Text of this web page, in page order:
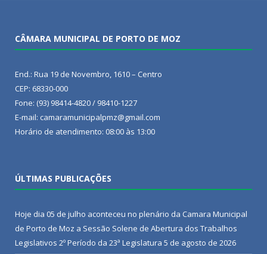
CÂMARA MUNICIPAL DE PORTO DE MOZ
End.: Rua 19 de Novembro, 1610 – Centro
CEP: 68330-000
Fone: (93) 98414-4820 / 98410-1227
E-mail: camaramunicipalpmz@gmail.com
Horário de atendimento: 08:00 às 13:00
ÚLTIMAS PUBLICAÇÕES
Hoje dia 05 de julho aconteceu no plenário da Camara Municipal
de Porto de Moz a Sessão Solene de Abertura dos Trabalhos
Legislativos 2º Período da 23ª Legislatura 5 de agosto de 2026